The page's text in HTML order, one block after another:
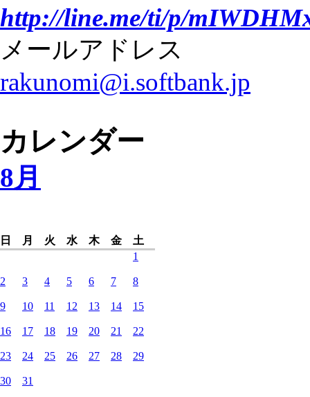
http://line.me/ti/p/
メールアドレス
rakunomi@i.softbank.jp
カレンダー
8月
日 月 火 水 木 金
土
1
2 3 4 5 6 7 8
9 10 11 12 13 14 15
16 17 18 19 20 21 22
23 24 25 26 27 28 29
30 31